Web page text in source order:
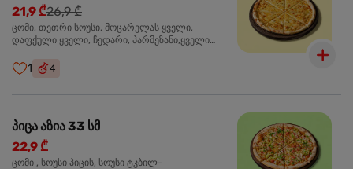
21,9 ₾26,9 ₾
ცომი, თეთრი სოუსი, მოცარელას ყველი,
დაფქული ყველი, ჩედარი, პარმეზანი,ყველი
1 4
პიცა აზია 33 სმ
22,9 ₾
ცომი , სოუსი პიცის, სოუსი ტკბილ-